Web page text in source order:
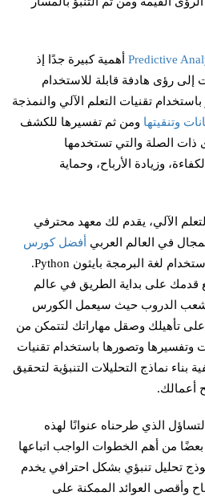
أهمية كبيرة جدًا إذ
إلى رؤى هادفة قابلة للاستخدام
باستخدام تقنيات التعلم الآلي والنمذجة
وتنقيتها ومن ثم تفسيرها للكشف
ذات الصلة والتي تستخدمها
وزيادة الأرباح، وحماية
الآلي، يقدم لك معهد محترفي
أفضل كورس
باستخدام لغة البرمجة بايثون Python.
على بداية الطريق في عالم
الدروب حيث سيعمل الكورس
على تأهيلك وصقل مهاراتك لتتمكن من
وتفسيرها وتصورها باستخدام تقنيات
بناء نماذج التحليلات التنبؤية لتحقيق
أعمالك.
الذي طرحناه عنوانًا لهذه
من أهم الخطوات الواجب اتباعها
نموذج تحليل تنبؤي بشكل احترافي يخدم
وأقصى العوائد الممكنة على